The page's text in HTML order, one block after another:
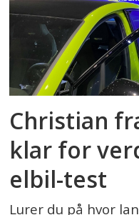
Christian
klar for
elbil-test
Lurer du på hvor